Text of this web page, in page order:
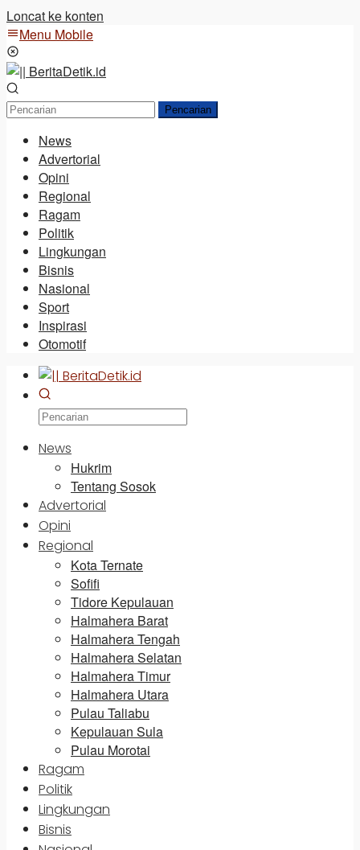
Loncat ke konten
Menu Mobile
Pencarian
News
Advertorial
Opini
Regional
Ragam
Politik
Lingkungan
Bisnis
Nasional
Sport
Inspirasi
Otomotif
News
Hukrim
Tentang Sosok
Advertorial
Opini
Regional
Kota Ternate
Sofifi
Tidore Kepulauan
Halmahera Barat
Halmahera Tengah
Halmahera Selatan
Halmahera Timur
Halmahera Utara
Pulau Taliabu
Kepulauan Sula
Pulau Morotai
Ragam
Politik
Lingkungan
Bisnis